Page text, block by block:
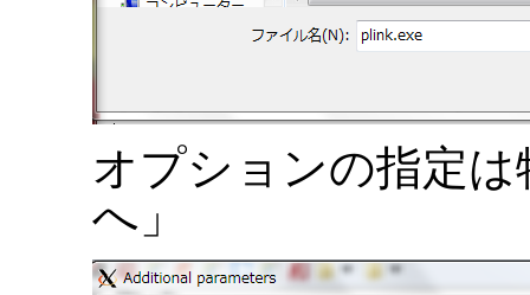
オプションの指定
へ」